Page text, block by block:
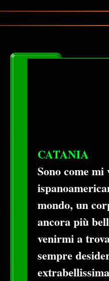
CATANIA
Sono come
mondo, un
ancora più
venirmi a
sempre